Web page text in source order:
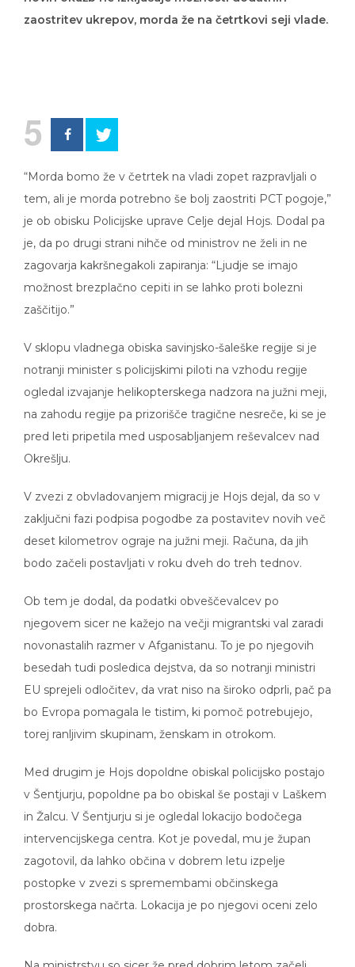
zaostritev ukrepov, morda že na četrtkovi seji vlade.
5
tem, ali je morda potrebno še bolj zaostriti PCT pogoje,”
je ob obisku Policijske uprave Celje dejal Hojs. Dodal pa
je, da po drugi strani nihče od ministrov ne želi in ne
zagovarja kakršnegakoli zapiranja: “Ljudje se imajo
možnost brezplačno cepiti in se lahko proti bolezni
notranji minister s policijskimi piloti na vzhodu regije
ogledal izvajanje helikopterskega nadzora na južni meji,
na zahodu regije pa prizorišče tragične nesreče, ki se je
pred leti pripetila med usposabljanjem reševalcev nad
Okrešlju.
zaključni fazi podpisa pogodbe za postavitev novih več
deset kilometrov ograje na južni meji. Računa, da jih
bodo začeli postavljati v roku dveh do treh tednov.
njegovem sicer ne kažejo na večji migrantski val zaradi
novonastalih razmer v Afganistanu. To je po njegovih
besedah tudi posledica dejstva, da so notranji ministri
EU sprejeli odločitev, da vrat niso na široko odprli, pač pa
bo Evropa pomagala le tistim, ki pomoč potrebujejo,
torej ranljivim skupinam, ženskam in otrokom.
v Šentjurju, popoldne pa bo obiskal še postaji v Laškem
in Žalcu. V Šentjurju si je ogledal lokacijo bodočega
intervencijskega centra. Kot je povedal, mu je župan
zagotovil, da lahko občina v dobrem letu izpelje
postopke v zvezi s spremembami občinskega
prostorskega načrta. Lokacija je po njegovi oceni zelo
dobra.